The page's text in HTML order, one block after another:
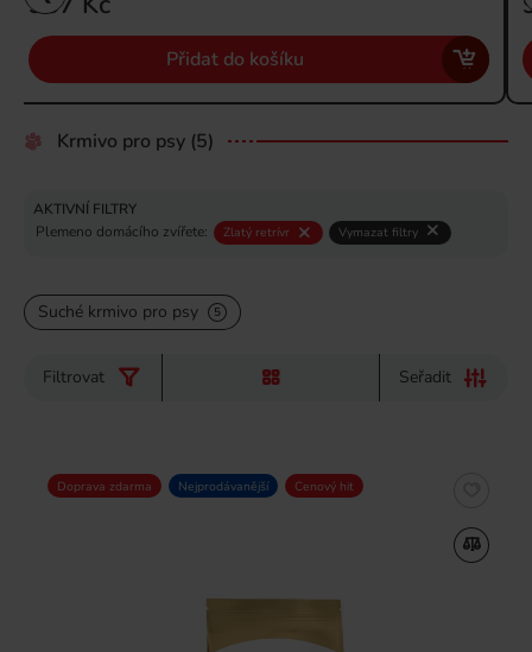
Přidat do košíku
Krmivo pro psy (5)
AKTIVNÍ FILTRY
Plemeno domácího zvířete:
Zlatý retrívr Vymazat filtry
Suché krmivo pro psy 5
Filtrovat Seřadit
Doprava zdarma Nejprodávanější Cenový hit